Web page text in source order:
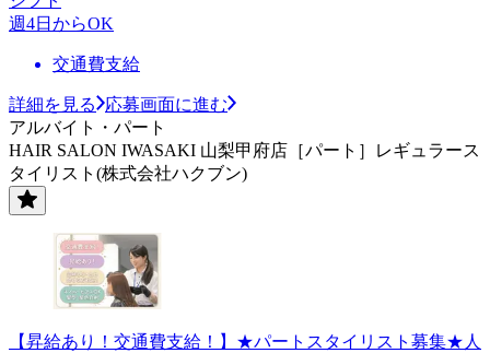
週4日からOK
交通費支給
詳細を見る
応募画面に進む
アルバイト・パート
HAIR SALON IWASAKI 山梨甲府店［パート］レギュラース
タイリスト(株式会社ハクブン)
【昇給あり！交通費支給！】★パートスタイリスト募集★人